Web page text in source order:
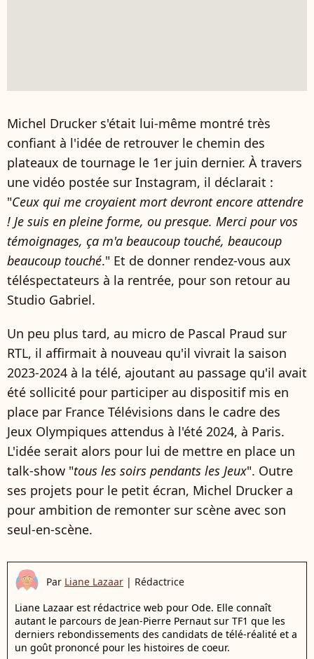
Michel Drucker s'était lui-même montré très
confiant à l'idée de retrouver le chemin des
plateaux de tournage le 1er juin dernier. À travers
une vidéo postée sur Instagram, il déclarait :
"Ceux qui me croyaient mort devront encore attendre
! Je suis en pleine forme, ou presque. Merci pour vos
témoignages, ça m'a beaucoup touché, beaucoup
beaucoup touché." Et de donner rendez-vous aux
téléspectateurs à la rentrée, pour son retour au
Studio Gabriel.
Un peu plus tard, au micro de Pascal Praud sur
RTL, il affirmait à nouveau qu'il vivrait la saison
2023-2024 à la télé, ajoutant au passage qu'il avait
été sollicité pour participer au dispositif mis en
place par France Télévisions dans le cadre des
Jeux Olympiques attendus à l'été 2024, à Paris.
L'idée serait alors pour lui de mettre en place un
talk-show "tous les soirs pendants les Jeux". Outre
ses projets pour le petit écran, Michel Drucker a
pour ambition de remonter sur scène avec son
seul-en-scène.
Par Liane Lazaar | Rédactrice
Liane Lazaar est rédactrice web pour Ode. Elle connaît
autant le parcours de Jean-Pierre Pernaut sur TF1 que les
derniers rebondissements des candidats de télé-réalité et a
un goût prononcé pour les histoires de coeur.